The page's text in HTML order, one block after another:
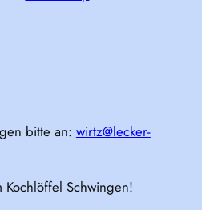
bitte an: wirtz@lecker-
Schwingen!